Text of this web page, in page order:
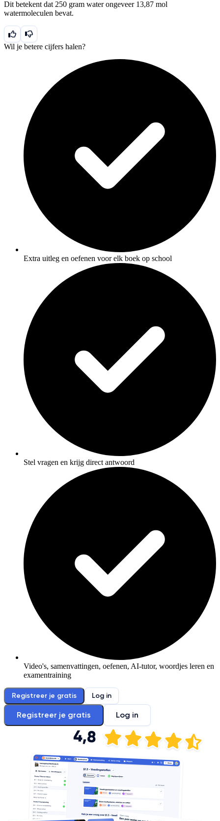
g}}
13,87
\text{
Dit betekent dat 250 gram water ongeveer 13,87 mol
watermoleculen bevat.
Wil je betere cijfers halen?
Extra uitleg en oefenen voor elk boek op school
Stel vragen en krijg direct antwoord
Video's, samenvattingen, oefenen, AI-tutor, woordjes leren en
examentraining
Registreer je gratis Log in
Registreer je gratis Log in